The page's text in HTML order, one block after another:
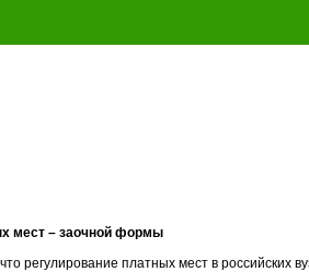
мест – заочной формы
регулирование платных мест в российских